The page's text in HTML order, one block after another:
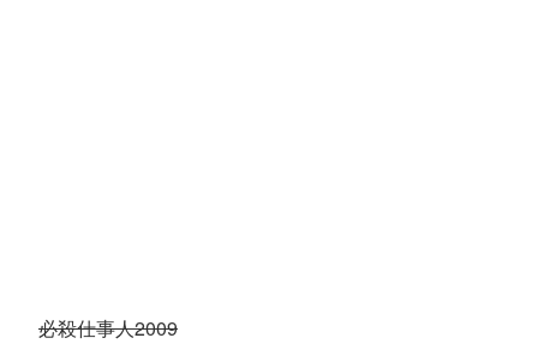
必殺仕事人2009